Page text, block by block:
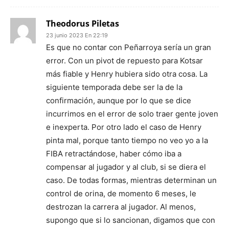
Theodorus Piletas
23 junio 2023 En 22:19
Es que no contar con Peñarroya sería un gran
error. Con un pivot de repuesto para Kotsar
más fiable y Henry hubiera sido otra cosa. La
siguiente temporada debe ser la de la
confirmación, aunque por lo que se dice
incurrimos en el error de solo traer gente joven
e inexperta. Por otro lado el caso de Henry
pinta mal, porque tanto tiempo no veo yo a la
FIBA retractándose, haber cómo iba a
compensar al jugador y al club, si se diera el
caso. De todas formas, mientras determinan un
control de orina, de momento 6 meses, le
destrozan la carrera al jugador. Al menos,
supongo que si lo sancionan, digamos que con